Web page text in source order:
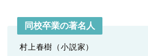
同校卒業の著名人
村上春樹（小説家）